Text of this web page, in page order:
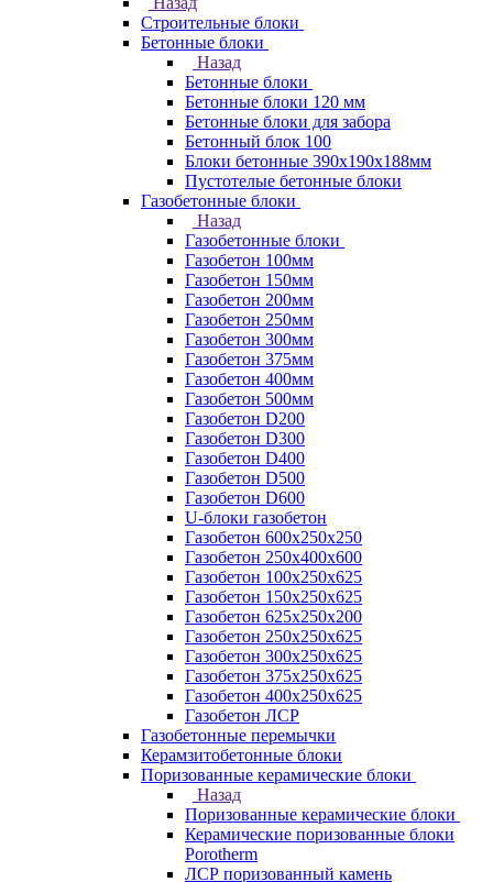
Строительные блоки
Бетонные блоки
Назад
Бетонные блоки
Бетонные блоки 120 мм
Бетонные блоки для забора
Бетонный блок 100
Блоки бетонные 390х190х188мм
Пустотелые бетонные блоки
Газобетонные блоки
Назад
Газобетонные блоки
Газобетон 100мм
Газобетон 150мм
Газобетон 200мм
Газобетон 250мм
Газобетон 300мм
Газобетон 375мм
Газобетон 400мм
Газобетон 500мм
Газобетон D200
Газобетон D300
Газобетон D400
Газобетон D500
Газобетон D600
U-блоки газобетон
Газобетон 600x250x250
Газобетон 250x400x600
Газобетон 100х250х625
Газобетон 150х250х625
Газобетон 625х250х200
Газобетон 250х250х625
Газобетон 300х250х625
Газобетон 375х250х625
Газобетон 400х250х625
Газобетон ЛСР
Газобетонные перемычки
Керамзитобетонные блоки
Поризованные керамические блоки
Назад
Поризованные керамические блоки
Керамические поризованные блоки
Porotherm
ЛСР поризованный камень